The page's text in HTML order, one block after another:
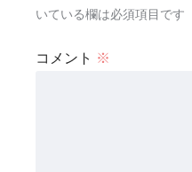
いている欄は必須項目です
コメント ※